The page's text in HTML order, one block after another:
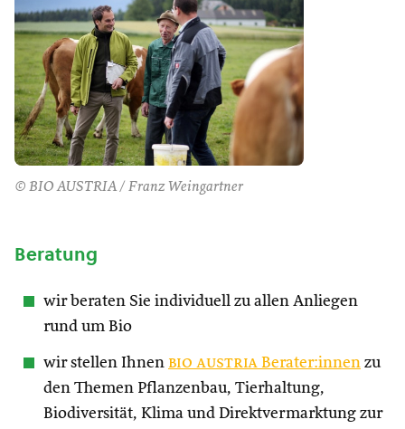
© BIO AUSTRIA / Franz Weingartner
Beratung
wir beraten Sie individuell zu allen Anliegen
rund um Bio
wir stellen Ihnen bio austria Berater:innen zu
den Themen Pflanzenbau, Tierhaltung,
Biodiversität, Klima und Direktvermarktung zur